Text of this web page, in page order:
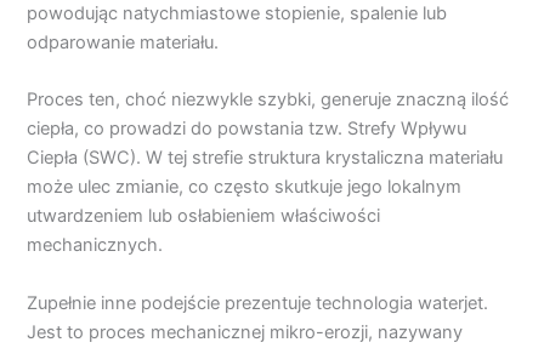
powodując natychmiastowe stopienie, spalenie lub
odparowanie materiału.
Proces ten, choć niezwykle szybki, generuje znaczną ilość
ciepła, co prowadzi do powstania tzw. Strefy Wpływu
Ciepła (SWC). W tej strefie struktura krystaliczna materiału
może ulec zmianie, co często skutkuje jego lokalnym
utwardzeniem lub osłabieniem właściwości
mechanicznych.
Zupełnie inne podejście prezentuje technologia waterjet.
Jest to proces mechanicznej mikro-erozji, nazywany